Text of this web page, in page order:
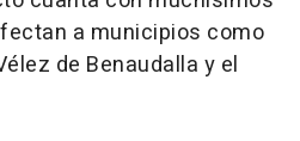
a municipios como
de Benaudalla y el